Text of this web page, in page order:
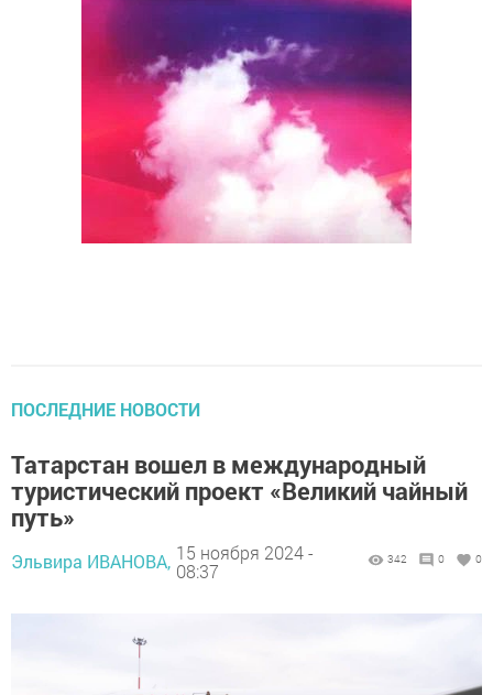
ПОСЛЕДНИЕ НОВОСТИ
Татарстан вошел в международный
туристический проект «Великий чайный
путь»
Эльвира ИВАНОВА, 15 ноября 2024 -
08:37
342 0 0